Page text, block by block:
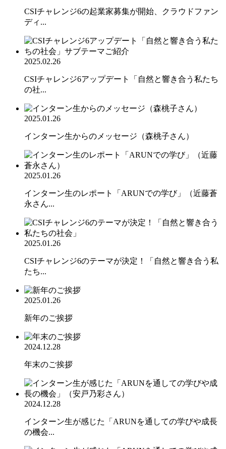
CSIチャレンジ6の起業家募集が開始、クラウドファン
ディ...
2025.02.26
CSIチャレンジ6アップデート「自然と響き合う私たち
の社...
2025.01.26
インターン生からのメッセージ（森桃子さん）
2025.01.26
インターン生のレポート「ARUNでの学び」（近藤蒼
永さん...
2025.01.26
CSIチャレンジ6のテーマが決定！「自然と響き合う私
たち...
2025.01.26
新年のご挨拶
2024.12.28
年末のご挨拶
2024.12.28
インターン生が感じた「ARUNを通しての学びや成長
の機会...